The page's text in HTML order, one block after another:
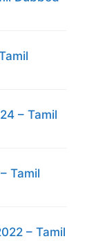
– Tamil
Tamil
– Tamil